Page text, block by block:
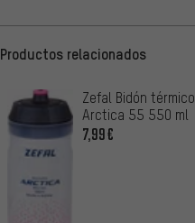
Productos relacionados
Zefal Bidón térmico
Arctica 55 550 ml
7,99€